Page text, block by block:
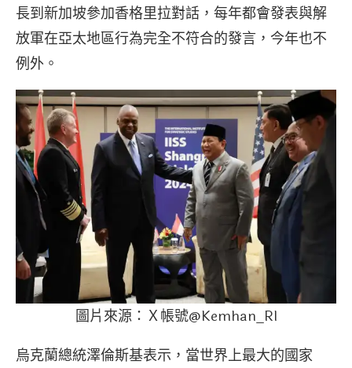
長到新加坡參加香格里拉對話，每年都會發表與解
放軍在亞太地區行為完全不符合的發言，今年也不
例外。
圖片來源：Ｘ帳號@Kemhan_RI
烏克蘭總統澤倫斯基表示，當世界上最大的國家